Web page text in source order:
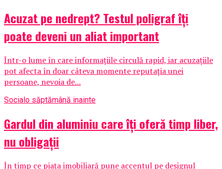
Acuzat pe nedrept? Testul poligraf îţi
poate deveni un aliat important
Într-o lume în care informațiile circulă rapid, iar acuzațiile
pot afecta în doar câteva momente reputația unei
persoane, nevoia de...
Socialo săptămână inainte
Gardul din aluminiu care îți oferă timp liber,
nu obligații
În timp ce piața imobiliară pune accentul pe designul